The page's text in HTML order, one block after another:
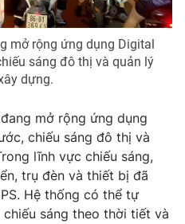
mở rộng ứng dụng Digital
sáng đô thị và quản lý
dựng.
mở rộng ứng dụng
chiếu sáng đô thị và
lĩnh vực chiếu sáng,
trụ đèn và thiết bị đã
Hệ thống có thể tự
sáng theo thời tiết và